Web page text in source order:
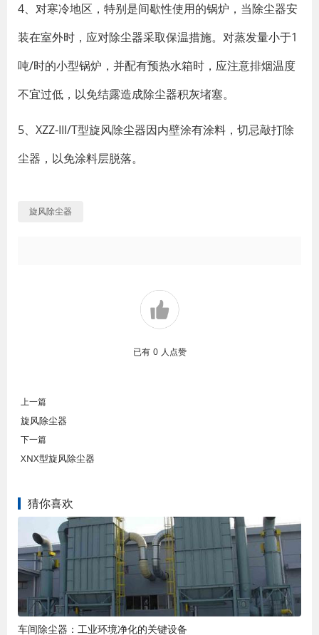
4、对寒冷地区，特别是间歇性使用的锅炉，当除尘器安
装在室外时，应对除尘器采取保温措施。对蒸发量小于1
吨/时的小型锅炉，并配有预热水箱时，应注意排烟温度
不宜过低，以免结露造成除尘器积灰堵塞。
5、XZZ-III/T型旋风除尘器因内壁涂有涂料，切忌敲打除
尘器，以免涂料层脱落。
旋风除尘器
已有 0 人点赞
上一篇
旋风除尘器
下一篇
XNX型旋风除尘器
猜你喜欢
车间除尘器：工业环境净化的关键设备